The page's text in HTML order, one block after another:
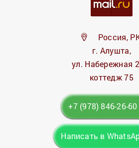
Россия,
г. Алушта,
ул. Набережная
коттедж 75
+7 (978) 846-26-60
Написать в